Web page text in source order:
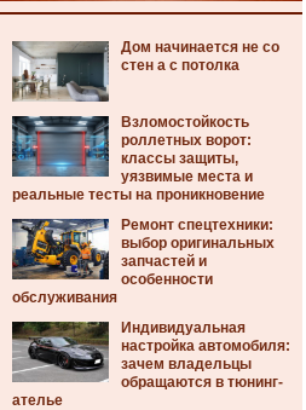
Дом начинается не со
стен а с потолка
Взломостойкость
роллетных ворот:
классы защиты,
уязвимые места и
реальные тесты на проникновение
Ремонт спецтехники:
выбор оригинальных
запчастей и
особенности
обслуживания
Индивидуальная
настройка автомобиля:
зачем владельцы
обращаются в тюнинг-
ателье